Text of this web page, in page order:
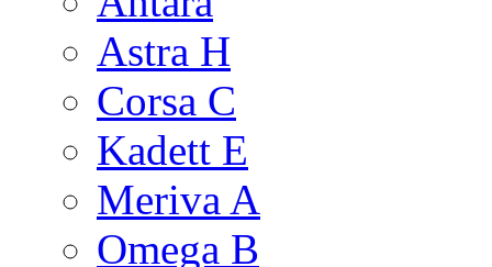
Astra H
Corsa C
Kadett E
Meriva A
Omega B